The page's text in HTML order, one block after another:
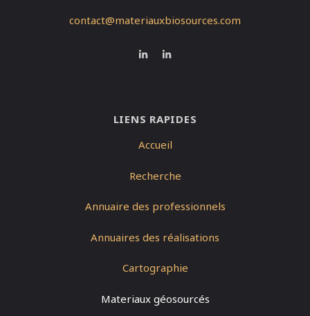
contact@materiauxbiosources.com
LIENS RAPIDES
Accueil
Recherche
Annuaire des professionnels
Annuaires des réalisations
Cartographie
Materiaux géosourcés